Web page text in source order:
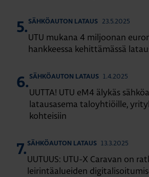
5. SÄHKÖAUTON LATAUS 23.5.2025
UTU mukana 4 miljoonan
hankkeessa kehittämässä
6. SÄHKÖAUTON LATAUS 1.4.2025
UUTTA! UTU eM4 älykäs
latausasema taloyhtiöille,
kohteisiin
7. SÄHKÖAUTON LATAUS 13.3.2025
UUTUUS: UTU-X Caravan on
leirintäalueiden